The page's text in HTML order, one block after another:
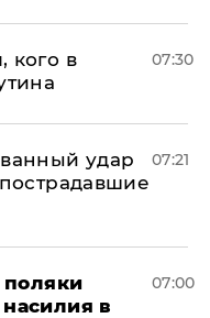
кого в
07:30
удар
07:21
в
07:00